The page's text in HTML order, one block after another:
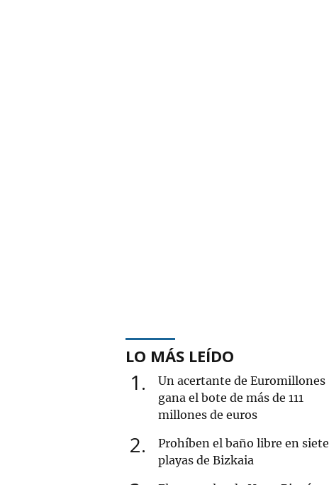
LO MÁS LEÍDO
1
Un acertante de Euromillones
gana el bote de más de 111
millones de euros
2
Prohíben el baño libre en siete
playas de Bizkaia